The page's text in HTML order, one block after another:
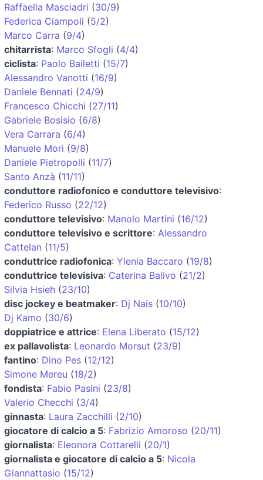
Raffaella Masciadri (30/9)
Federica Ciampoli (5/2)
Marco Carra (9/4)
chitarrista: Marco Sfogli (4/4)
ciclista: Paolo Bailetti (15/7)
Alessandro Vanotti (16/9)
Daniele Bennati (24/9)
Francesco Chicchi (27/11)
Gabriele Bosisio (6/8)
Vera Carrara (6/4)
Manuele Mori (9/8)
Daniele Pietropolli (11/7)
Santo Anzà (11/11)
conduttore radiofonico e conduttore televisivo:
Federico Russo (22/12)
conduttore televisivo: Manolo Martini (16/12)
conduttore televisivo e scrittore: Alessandro
Cattelan (11/5)
conduttrice radiofonica: Ylenia Baccaro (19/8)
conduttrice televisiva: Caterina Balivo (21/2)
Silvia Hsieh (23/10)
disc jockey e beatmaker: Dj Nais (10/10)
Dj Kamo (30/6)
doppiatrice e attrice: Elena Liberato (15/12)
ex pallavolista: Leonardo Morsut (23/9)
fantino: Dino Pes (12/12)
Simone Mereu (18/2)
fondista: Fabio Pasini (23/8)
Valerio Checchi (3/4)
ginnasta: Laura Zacchilli (2/10)
giocatore di calcio a 5: Fabrizio Amoroso (20/11)
giornalista: Eleonora Cottarelli (20/1)
giornalista e giocatore di calcio a 5: Nicola
Giannattasio (15/12)